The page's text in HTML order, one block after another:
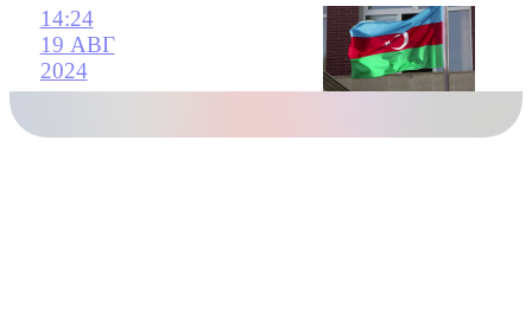
14:24
19 АВГ
2024